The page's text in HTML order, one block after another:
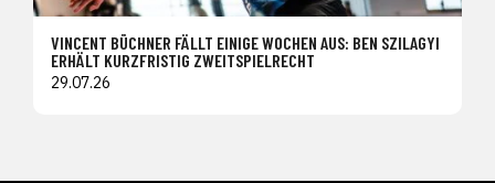
VINCENT BÜCHNER FÄLLT EINIGE WOCHEN AUS: BEN SZILAGYI
ERHÄLT KURZFRISTIG ZWEITSPIELRECHT
29.07.26